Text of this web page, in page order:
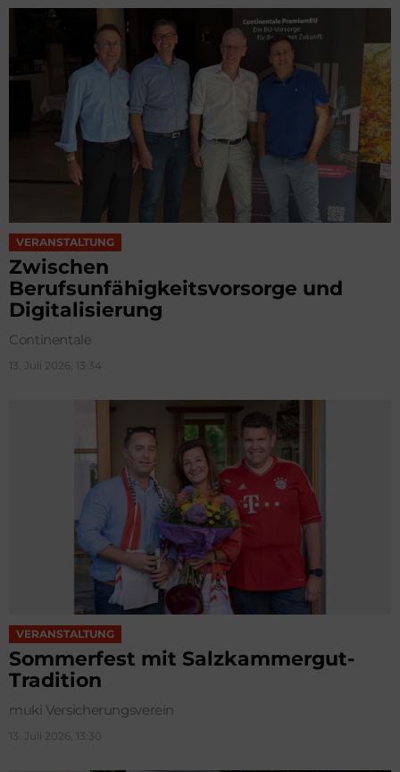
VERANSTALTUNG
Zwischen
Berufsunfähigkeitsvorsorge und
Digitalisierung
Continentale
13. Juli 2026, 13:34
VERANSTALTUNG
Sommerfest mit Salzkammergut-
Tradition
muki Versicherungsverein
13. Juli 2026, 13:30